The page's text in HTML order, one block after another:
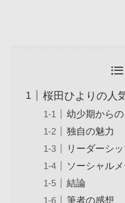
桜田ひよりの人
幼少期から
独自の魅力
リーダーシ
ソーシャル
結論
筆者の感想